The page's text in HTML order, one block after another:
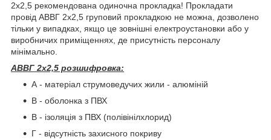
2х2,5 рекомендована одиночна прокладка! Прокладати
провід АВВГ 2х2,5 груповий прокладкою не можна, дозволено
тільки у випадках, якщо це зовнішні електроустановки або у
виробничих приміщеннях, де присутність персоналу
мінімально.
АВВГ 2х2,5 розшифровка:
А - матеріал струмоведучих жили - алюміній
В - оболонка з ПВХ
В - ізоляція з ПВХ (полівінілхлорид)
Г - відсутність захисного покриву